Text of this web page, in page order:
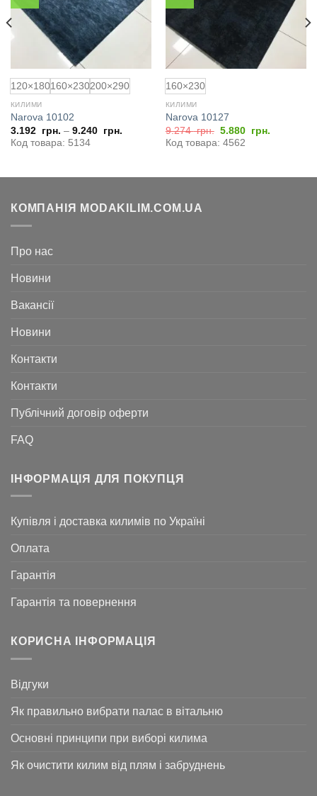
120×180160×230200×290
КИЛИМИ
Narova 10102
3.192 грн. – 9.240 грн.
Код товара: 5134
160×230
КИЛИМИ
Narova 10127
9.274грн. Оригінальна
ціна:
9.274
5.880 грн.
Код товара: 4562
КОМПАНІЯ MODAKILIM.COM.UA
Про нас
Новини
Вакансії
Новини
Контакти
Контакти
Публічний договір оферти
FAQ
ІНФОРМАЦІЯ ДЛЯ ПОКУПЦЯ
Купівля і доставка килимів по Україні
Оплата
Гарантія
Гарантія та повернення
КОРИСНА ІНФОРМАЦІЯ
Відгуки
Як правильно вибрати палас в вітальню
Основні принципи при виборі килима
Як очистити килим від плям і забруднень